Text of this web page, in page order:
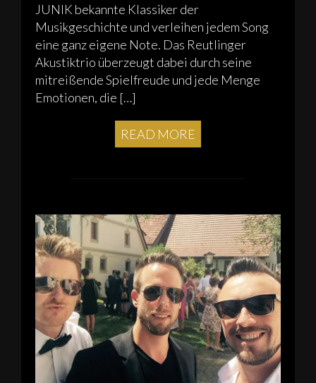
JUNIK bekannte Klassiker der
Musikgeschichte und verleihen jedem Song
eine ganz eigene Note. Das Reutlinger
Akustiktrio überzeugt dabei durch seine
mitreißende Spielfreude und jede Menge
Emotionen, die […]
READ MORE